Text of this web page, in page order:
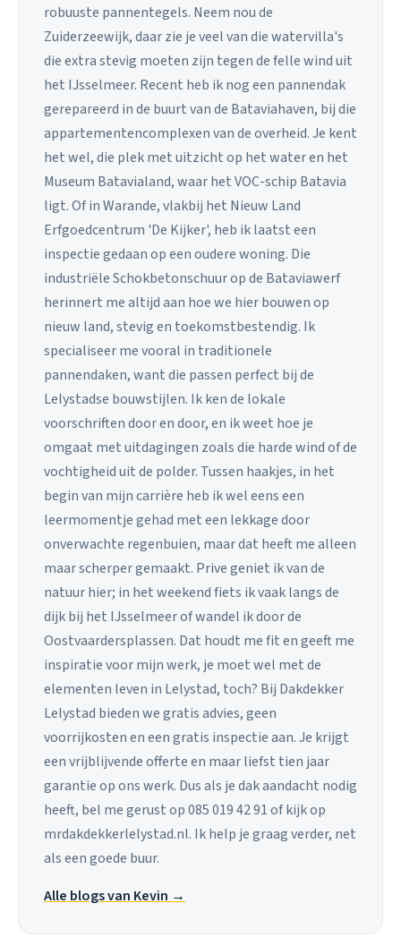
robuuste pannentegels. Neem nou de
Zuiderzeewijk, daar zie je veel van die watervilla's
die extra stevig moeten zijn tegen de felle wind uit
het IJsselmeer. Recent heb ik nog een pannendak
gerepareerd in de buurt van de Bataviahaven, bij die
appartementencomplexen van de overheid. Je kent
het wel, die plek met uitzicht op het water en het
Museum Batavialand, waar het VOC-schip Batavia
ligt. Of in Warande, vlakbij het Nieuw Land
Erfgoedcentrum 'De Kijker', heb ik laatst een
inspectie gedaan op een oudere woning. Die
industriële Schokbetonschuur op de Bataviawerf
herinnert me altijd aan hoe we hier bouwen op
nieuw land, stevig en toekomstbestendig. Ik
specialiseer me vooral in traditionele
pannendaken, want die passen perfect bij de
Lelystadse bouwstijlen. Ik ken de lokale
voorschriften door en door, en ik weet hoe je
omgaat met uitdagingen zoals die harde wind of de
vochtigheid uit de polder. Tussen haakjes, in het
begin van mijn carrière heb ik wel eens een
leermomentje gehad met een lekkage door
onverwachte regenbuien, maar dat heeft me alleen
maar scherper gemaakt. Prive geniet ik van de
natuur hier; in het weekend fiets ik vaak langs de
dijk bij het IJsselmeer of wandel ik door de
Oostvaardersplassen. Dat houdt me fit en geeft me
inspiratie voor mijn werk, je moet wel met de
elementen leven in Lelystad, toch? Bij Dakdekker
Lelystad bieden we gratis advies, geen
voorrijkosten en een gratis inspectie aan. Je krijgt
een vrijblijvende offerte en maar liefst tien jaar
garantie op ons werk. Dus als je dak aandacht nodig
heeft, bel me gerust op 085 019 42 91 of kijk op
mrdakdekkerlelystad.nl. Ik help je graag verder, net
als een goede buur.
Alle blogs van Kevin →